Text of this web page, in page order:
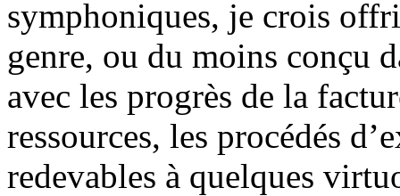
symphoniques, je crois
genre, ou du moins conçu
avec les progrès de la
ressources, les procédés
redevables à quelques